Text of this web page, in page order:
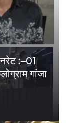
:–01
गांजा